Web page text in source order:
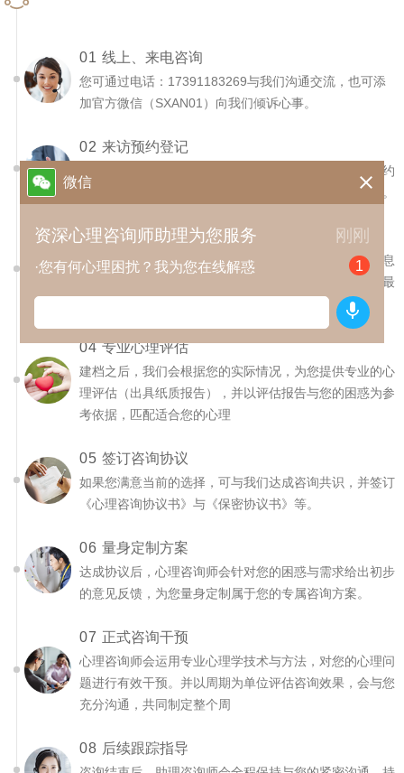
01 线上、来电咨询
您可通过电话：17391183269与我们沟通交流，也可添
加官方微信（SXAN01）向我们倾诉心事。
02 来访预约登记
咨询过后，如您有来访意向，可与在线咨询顾问进行预约
沟通，了解咨询详情，确定来访时间，熟知来访路线等。
03 信息采集建档
到达门店后，助理咨询师将会通过谈话了解您的基本信息
和主要特征，并让您对心理咨询建立一个初步的概念，最
04 专业心理评估
建档之后，我们会根据您的实际情况，为您提供专业的心
理评估（出具纸质报告），并以评估报告与您的困惑为参
考依据，匹配适合您的心理
05 签订咨询协议
如果您满意当前的选择，可与我们达成咨询共识，并签订
《心理咨询协议书》与《保密协议书》等。
06 量身定制方案
达成协议后，心理咨询师会针对您的困惑与需求给出初步
的意见反馈，为您量身定制属于您的专属咨询方案。
07 正式咨询干预
心理咨询师会运用专业心理学技术与方法，对您的心理问
题进行有效干预。并以周期为单位评估咨询效果，会与您
充分沟通，共同制定整个周
08 后续跟踪指导
微信 
资深心理咨询师助理为您服务 刚刚
·您有何心理困扰？我为您在线解惑 1
